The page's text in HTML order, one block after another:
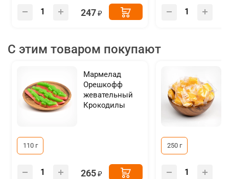
247
С этим товаром покупают
Мармелад
Орешкофф
жевательный
Крокодилы
110 г
265
250 г